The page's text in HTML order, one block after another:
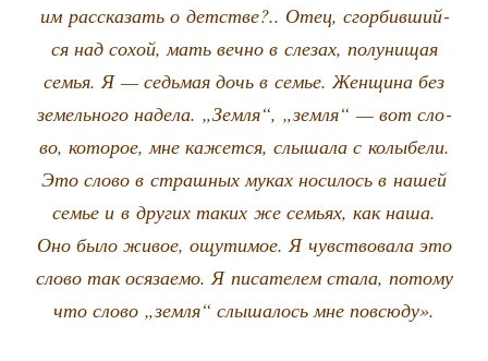
им рас­ска­зать о дет­стве?.. Отец, сгор­бив­ший­
ся над сохой, мать веч­но в сле­зах, полу­ни­щая
семья. Я — седь­мая дочь в семье. Жен­щи­на без
земель­но­го наде­ла. „Зем­ля“, „зем­ля“ — вот сло­
во, кото­рое, мне кажет­ся, слы­ша­ла с колы­бе­ли.
Это сло­во в страш­ных муках носи­лось в нашей
семье и в дру­гих таких же семьях, как наша.
Оно было живое, ощу­ти­мое. Я чув­ство­ва­ла это
сло­во так ося­за­е­мо. Я писа­те­лем ста­ла, пото­му
что сло­во „зем­ля“ слы­ша­лось мне повсюду».